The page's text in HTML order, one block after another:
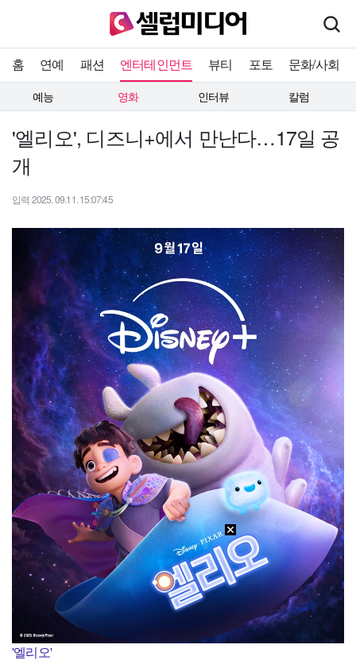
홈 연예 패션 엔터테인먼트 뷰티 포토 문화/사회
예능 영화 인터뷰 칼럼
'엘리오', 디즈니+에서 만난다…17일 공
개
입력 2025. 09.11. 15:07:45
'엘리오'